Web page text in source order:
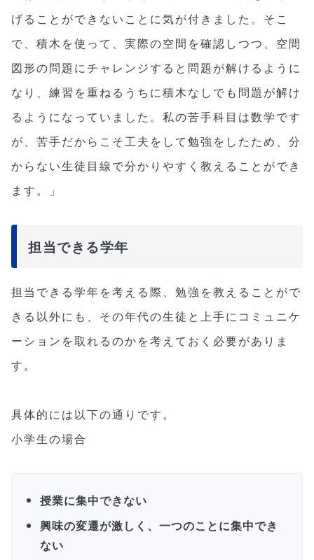
げることができないことに気が付きました。そこ
で、積木を使って、実際の空間を確認しつつ、空間
図形の問題にチャレンジすると問題が解けるように
なり、練習を重ねるうちに積木なしでも問題が解け
るようになっていました。私の苦手科目は数学です
が、苦手だからこそ工夫をして勉強をしたため、分
からない生徒目線で分かりやすく教えることができ
ます。」
担当できる学年
担当できる学年を考える際、勉強を教えることがで
きる以外にも、その年代の生徒と上手にコミュニケ
ーションを取れるのかを考えておく必要がありま
す。
具体的には以下の通りです。
小学生の場合
授業に集中できない
興味の変遷が激しく、一つのことに集中でき
ない